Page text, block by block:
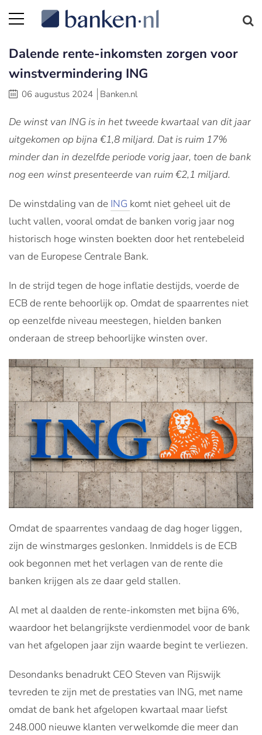
Dalende rente-inkomsten zorgen voor
winstvermindering ING
06 augustus 2024 Banken.nl
De winst van ING is in het tweede kwartaal van dit jaar
uitgekomen op bijna €1,8 miljard. Dat is ruim 17%
minder dan in dezelfde periode vorig jaar, toen de bank
nog een winst presenteerde van ruim €2,1 miljard.
De winstdaling van de ING komt niet geheel uit de
lucht vallen, vooral omdat de banken vorig jaar nog
historisch hoge winsten boekten door het rentebeleid
van de Europese Centrale Bank.
In de strijd tegen de hoge inflatie destijds, voerde de
ECB de rente behoorlijk op. Omdat de spaarrentes niet
op eenzelfde niveau meestegen, hielden banken
onderaan de streep behoorlijke winsten over.
Omdat de spaarrentes vandaag de dag hoger liggen,
zijn de winstmarges geslonken. Inmiddels is de ECB
ook begonnen met het verlagen van de rente die
banken krijgen als ze daar geld stallen.
Al met al daalden de rente-inkomsten met bijna 6%,
waardoor het belangrijkste verdienmodel voor de bank
van het afgelopen jaar zijn waarde begint te verliezen.
Desondanks benadrukt CEO Steven van Rijswijk
tevreden te zijn met de prestaties van ING, met name
omdat de bank het afgelopen kwartaal maar liefst
248.000 nieuwe klanten verwelkomde die meer dan